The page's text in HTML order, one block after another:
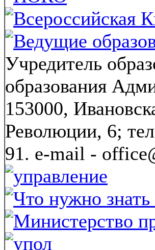
Учредитель
образования
153000,
Революции, 6;
91. e-mail -